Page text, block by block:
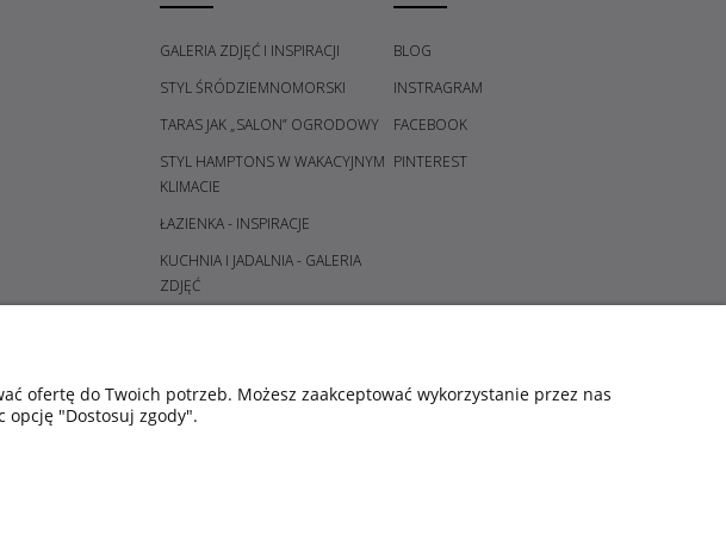
GALERIA ZDJĘĆ I INSPIRACJI
STYL ŚRÓDZIEMNOMORSKI
TARAS JAK „SALON” OGRODOWY
STYL HAMPTONS W WAKACYJNYM
KLIMACIE
ŁAZIENKA - INSPIRACJE
KUCHNIA I JADALNIA - GALERIA
ZDJĘĆ
SYPIALNIA - GALERIA POMYSŁÓW
ŚWIECE I ŚWIECZNIKI - GALERIA
BLOG
INSTRAGRAM
FACEBOOK
PINTEREST
ofertę do Twoich potrzeb. Możesz zaakceptować wykorzystanie przez nas
"Dostosuj zgody".